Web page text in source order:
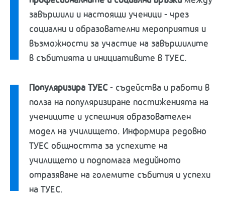
завършили и настоящи ученици - чрез
социални и образователни мероприятия и
възможности за участие на завършилите
в събитията и инициативите в ТУЕС.
Популяризира ТУЕС- съдейства и работи в
полза на популяризиране постиженията на
учениците и успешния образователен
модел на училището. Информира редовно
ТУЕС общността за успехите на
училището и подпомага медийното
отразяване на големите събития и успехи
на ТУЕС.